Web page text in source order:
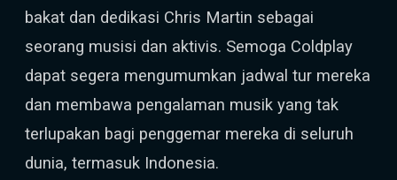
bakat dan dedikasi Chris Martin sebagai
seorang musisi dan aktivis. Semoga Coldplay
dapat segera mengumumkan jadwal tur mereka
dan membawa pengalaman musik yang tak
terlupakan bagi penggemar mereka di seluruh
dunia, termasuk Indonesia.